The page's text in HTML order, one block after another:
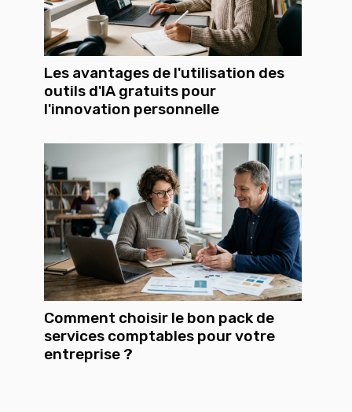
Les avantages de l'utilisation des
outils d'IA gratuits pour
l'innovation personnelle
Comment choisir le bon pack de
services comptables pour votre
entreprise ?